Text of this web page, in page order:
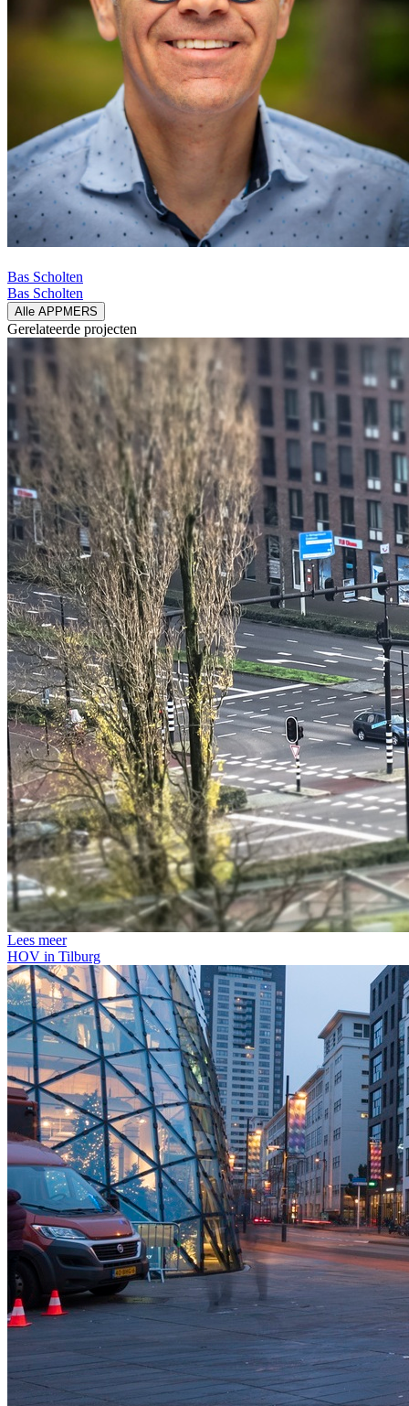
Bas Scholten
Bas Scholten
Alle APPMERS
Gerelateerde projecten
Lees meer
HOV in Tilburg